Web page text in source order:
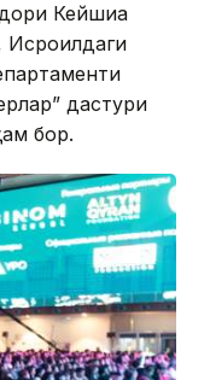
Кейшиа
Исроилдаги
дастури
бор.